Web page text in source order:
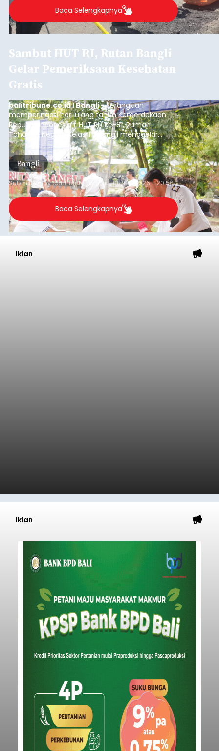
Baca Selengkapnya
Sambut HUT RI, Rutan Bangli
Gelar Pemeriksaan Kesehatan
Gratis
balitribune.co.id I Bangli -Serangkian
memperingati hari ulang tahun Kemerdekaan
Republik Indonesia ( HUT RI) ke-81, Rumah
Tahanan Negara Kelas II B Bangli menggelar
kegiatan pemeriksaan kesehatan gratis, Rabu
(6/8/2026).
Bangli
Submitted bycontributor Thu, 08/06/2026 - 20:56
Baca Selengkapnya
Iklan
Iklan